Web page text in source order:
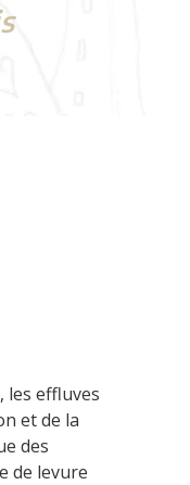
les effluves
et de la
des
de levure